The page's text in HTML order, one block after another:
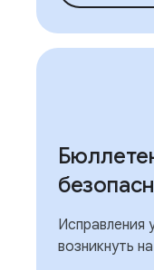
Исправления
возникнуть